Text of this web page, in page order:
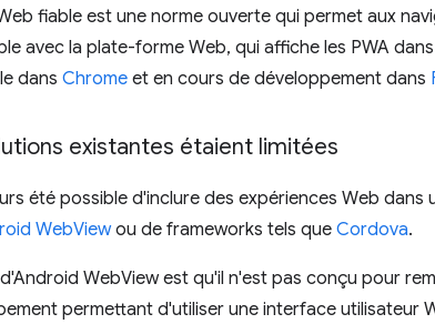
fiable est une norme ouverte qui permet aux
avec la plate-forme Web, qui affiche les PWA
dans Chrome et en cours de développement dans
existantes étaient limitées
été possible d'inclure des expériences Web
WebViewou de frameworks tels que Cordova.
WebView est qu'il n'est pas conçu pour
permettant d'utiliser une interface utilisateur